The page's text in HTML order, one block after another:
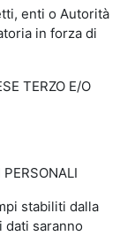
enti o Autorità
in forza di
TERZO E/O
stabiliti dalla
dati saranno